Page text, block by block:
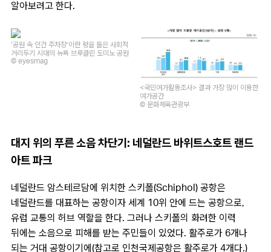
알아보려고 한다.
‘공원 속 인간 주차장’이란 평을 들은 사회적
거리두기 시대의 뉴욕 브루클린 도미노 공원
© eyesmag
<국민여가활동조사> 결과 가장 많이 이용한
여가공간
© 문화체육관광부
대지 위의 푸른 소음 차단기: 네덜란드 바위트스호트 랜드
아트 파크
네덜란드 암스테르담에 위치한 스키폴(Schiphol) 공항은
네덜란드를 대표하는 공항이자 세계 10위 안에 드는 공항으로,
유럽 교통의 허브 역할을 한다. 그러나 스키폴의 화려한 이력
뒤에는 소음으로 피해를 받는 주민들이 있었다. 활주로가 6개나
되는 거대 공항이기에(참고로 인천국제공항은 활주로가 4개다.)